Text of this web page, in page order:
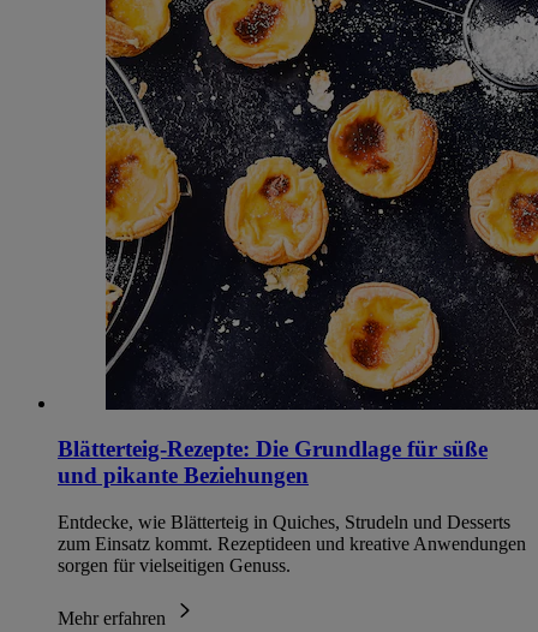
Blätterteig-Rezepte: Die Grundlage für süße
und pikante Beziehungen
Entdecke, wie Blätterteig in Quiches, Strudeln und Desserts
zum Einsatz kommt. Rezeptideen und kreative Anwendungen
sorgen für vielseitigen Genuss.
Mehr erfahren